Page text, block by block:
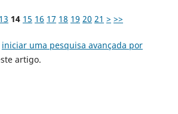
13 14 15 16 17 18 19 20 21 > >>
iniciar uma pesquisa avançada por
artigo.